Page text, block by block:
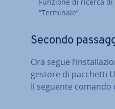
“Terminale”.
Secondo
Ora segue
gestore di pacchetti
Il seguente comando